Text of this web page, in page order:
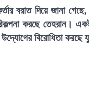
বরাত দিয়ে জানা
করছে তেহরান।
বিরোধিতা করছে